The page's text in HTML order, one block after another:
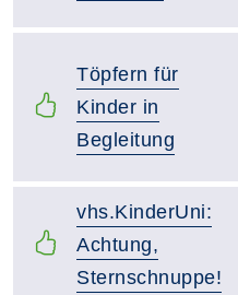
Töpfern für
Kinder in
Begleitung
vhs.KinderUni:
Achtung,
Sternschnuppe!